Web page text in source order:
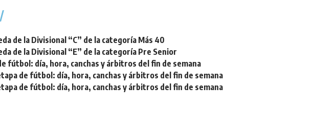
de la Divisional “C” de la categoría Más 40
de la Divisional “E” de la categoría Pre Senior
fútbol: día, hora, canchas y árbitros del fin de semana
de fútbol: día, hora, canchas y árbitros del fin de semana
de fútbol: día, hora, canchas y árbitros del fin de semana